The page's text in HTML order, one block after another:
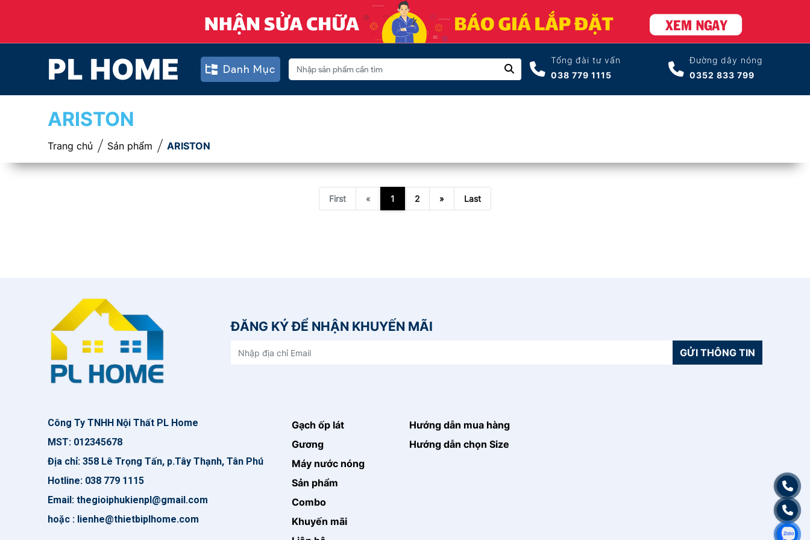
PL HOME Danh Mục
Tổng đài tư vấn
038 779 1115
Đường dây nóng
0352 833 799
ARISTON
Trang chủ Sản phẩm ARISTON
First « 1 2 » Last
ĐĂNG KÝ ĐỂ NHẬN KHUYẾN MÃI
GỬI THÔNG TIN
Công Ty TNHH Nội Thất PL Home
MST: 012345678
Địa chỉ: 358 Lê Trọng Tấn, p.Tây Thạnh, Tân Phú
Hotline: 038 779 1115
Email: thegioiphukienpl@gmail.com
hoặc : lienhe@thietbiplhome.com
Gạch ốp lát
Gương
Máy nước nóng
Sản phẩm
Combo
Khuyến mãi
Hướng dẫn mua hàng
Hướng dẫn chọn Size